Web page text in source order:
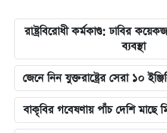
রাষ্ট্রবিরোধী কর্মকাণ্ড: ঢাবির
ব্যবস্থা
জেনে নিন যুক্তরাষ্ট্রের সেরা ১০
বাকৃবির গবেষণায় পাঁচ দেশি মাছে